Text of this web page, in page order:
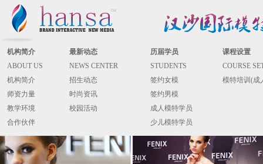
机构简介 最新动态 历届学员
课程设置
ABOUT US
NEWS CENTER STUDENTS
COURSE
机构简介
招生动态 签约女模
模特培训(成
师资力量
时尚资讯
签约男模
教学环境
校园活动
成人模特学员
合作伙伴
少儿模特学员